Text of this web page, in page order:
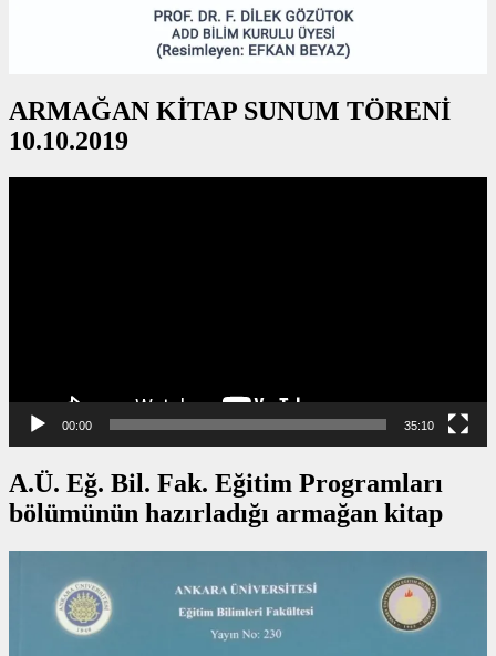
ARMAĞAN KİTAP SUNUM TÖRENİ
10.10.2019
00:00 35:10
A.Ü. Eğ. Bil. Fak. Eğitim Programları
bölümünün hazırladığı armağan kitap